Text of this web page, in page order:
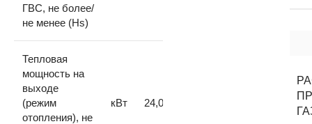
ГВС, не более/
не менее (Hs)
Тепловая
мощность на
выходе
(режим
отопления), не
кВт 24,0/9,5